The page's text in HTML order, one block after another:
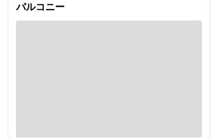
バルコニー